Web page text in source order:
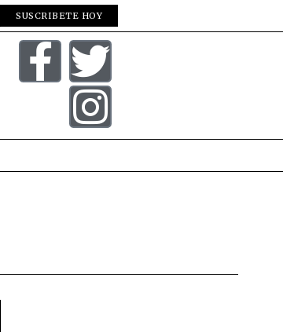
SUSCRIBETE HOY